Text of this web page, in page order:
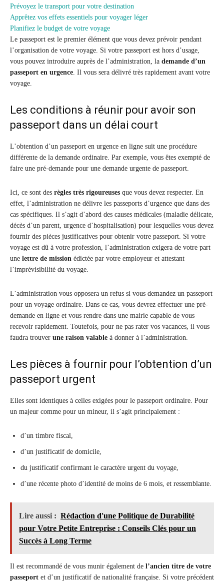
Prévoyez le transport pour votre destination
Apprêtez vos effets essentiels pour voyager léger
Planifiez le budget de votre voyage
Le passeport est le premier élément que vous devez prévoir pendant
l’organisation de votre voyage. Si votre passeport est hors d’usage,
vous pouvez introduire auprès de l’administration, la demande d’un
passeport en urgence. Il vous sera délivré très rapidement avant votre
voyage.
Les conditions à réunir pour avoir son
passeport dans un délai court
L’obtention d’un passeport en urgence en ligne suit une procédure
différente de la demande ordinaire. Par exemple, vous êtes exempté de
faire une pré-demande pour une demande urgente de passeport.
Ici, ce sont des règles très rigoureuses que vous devez respecter. En
effet, l’administration ne délivre les passeports d’urgence que dans des
cas spécifiques. Il s’agit d’abord des causes médicales (maladie délicate,
décès d’un parent, urgence d’hospitalisation) pour lesquelles vous devez
fournir des pièces justificatives pour obtenir votre passeport. Si votre
voyage est dû à votre profession, l’administration exigera de votre part
une lettre de mission édictée par votre employeur et attestant
l’imprévisibilité du voyage.
L’administration vous opposera un refus si vous demandez un passeport
pour un voyage ordinaire. Dans ce cas, vous devrez effectuer une pré-
demande en ligne et vous rendre dans une mairie capable de vous
recevoir rapidement. Toutefois, pour ne pas rater vos vacances, il vous
faudra trouver une raison valable à donner à l’administration.
Les pièces à fournir pour l’obtention d’un
passeport urgent
Elles sont identiques à celles exigées pour le passeport ordinaire. Pour
un majeur comme pour un mineur, il s’agit principalement :
d’un timbre fiscal,
d’un justificatif de domicile,
du justificatif confirmant le caractère urgent du voyage,
d’une récente photo d’identité de moins de 6 mois, et ressemblante.
Lire aussi : Rédaction d'une Politique de Durabilité
pour Votre Petite Entreprise : Conseils Clés pour un
Succès à Long Terme
Il est recommandé de vous munir également de l’ancien titre de votre
passeport et d’un justificatif de nationalité française. Si votre précédent